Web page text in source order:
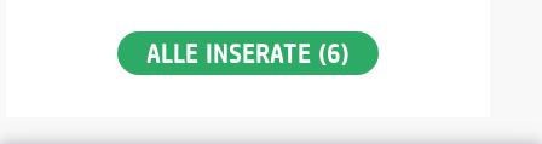
ALLE INSERATE (6)